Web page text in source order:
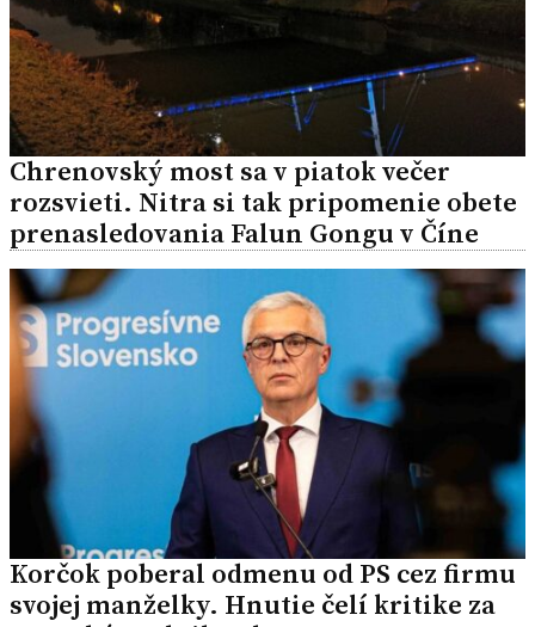
Chrenovský most sa v piatok večer
rozsvieti. Nitra si tak pripomenie obete
prenasledovania Falun Gongu v Číne
Korčok poberal odmenu od PS cez firmu
svojej manželky. Hnutie čelí kritike za